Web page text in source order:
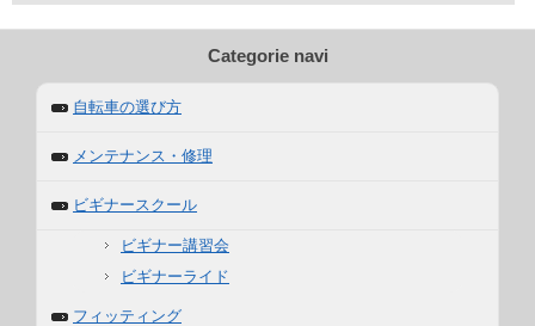
Categorie navi
自転車の選び方
メンテナンス・修理
ビギナースクール
ビギナー講習会
ビギナーライド
フィッティング